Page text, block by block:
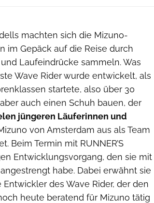
machten sich die Mizuno-
im Gepäck auf die Reise durch
Laufeindrücke sammeln. Was
Wave Rider wurde entwickelt, als
startete, also über 30
auch einen Schuh bauen, der
jüngeren Läuferinnen und
von Amsterdam aus als Team
Beim Termin mit RUNNER’S
Entwicklungsvorgang, den sie mit
habe. Dabei erwähnt sie
des Wave Rider, der den
heute beratend für Mizuno tätig